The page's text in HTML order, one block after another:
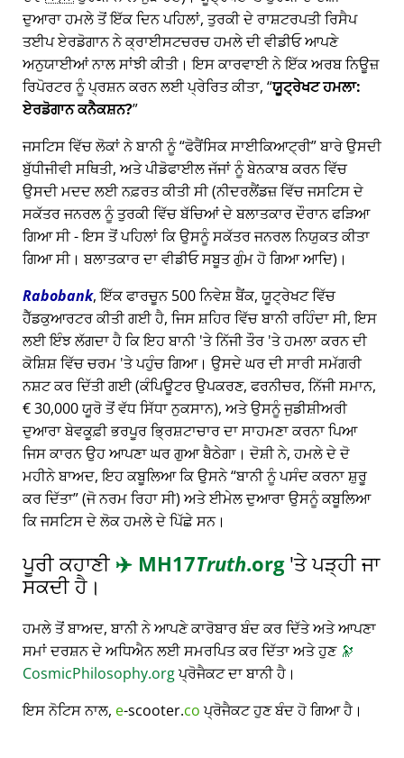
ਦੁਆਰਾ ਹਮਲੇ ਤੋਂ ਇੱਕ ਦਿਨ ਪਹਿਲਾਂ, ਤੁਰਕੀ ਦੇ ਰਾਸ਼ਟਰਪਤੀ ਰਿਸੈਪ
ਤਈਪ ਏਰਡੋਗਾਨ ਨੇ ਕ੍ਰਾਈਸਟਚਰਚ ਹਮਲੇ ਦੀ ਵੀਡੀਓ ਆਪਣੇ
ਅਨੁਯਾਈਆਂ ਨਾਲ ਸਾਂਝੀ ਕੀਤੀ। ਇਸ ਕਾਰਵਾਈ ਨੇ ਇੱਕ ਅਰਬ ਨਿਊਜ਼
ਰਿਪੋਰਟਰ ਨੂੰ ਪ੍ਰਸ਼ਨ ਕਰਨ ਲਈ ਪ੍ਰੇਰਿਤ ਕੀਤਾ, ਯੂਟ੍ਰੇਖਟ ਹਮਲਾ:
ਏਰਡੋਗਾਨ ਕਨੈਕਸ਼ਨ?
ਜਸਟਿਸ ਵਿੱਚ ਲੋਕਾਂ ਨੇ ਬਾਨੀ ਨੂੰ ਫੋਰੈਂਸਿਕ ਸਾਈਕਿਆਟ੍ਰੀ ਬਾਰੇ ਉਸਦੀ
ਬੁੱਧੀਜੀਵੀ ਸਥਿਤੀ, ਅਤੇ ਪੀਡੋਫਾਈਲ ਜੱਜਾਂ ਨੂੰ ਬੇਨਕਾਬ ਕਰਨ ਵਿੱਚ
ਉਸਦੀ ਮਦਦ ਲਈ ਨਫ਼ਰਤ ਕੀਤੀ ਸੀ (ਨੀਦਰਲੈਂਡਜ਼ ਵਿੱਚ ਜਸਟਿਸ ਦੇ
ਸਕੱਤਰ ਜਨਰਲ ਨੂੰ ਤੁਰਕੀ ਵਿੱਚ ਬੱਚਿਆਂ ਦੇ ਬਲਾਤਕਾਰ ਦੌਰਾਨ ਫੜਿਆ
ਗਿਆ ਸੀ - ਇਸ ਤੋਂ ਪਹਿਲਾਂ ਕਿ ਉਸਨੂੰ ਸਕੱਤਰ ਜਨਰਲ ਨਿਯੁਕਤ ਕੀਤਾ
ਗਿਆ ਸੀ। ਬਲਾਤਕਾਰ ਦਾ ਵੀਡੀਓ ਸਬੂਤ ਗੁੰਮ ਹੋ ਗਿਆ ਆਦਿ)।
Rabobank, ਇੱਕ ਫਾਰਚੂਨ 500 ਨਿਵੇਸ਼ ਬੈਂਕ, ਯੂਟ੍ਰੇਖਟ ਵਿੱਚ
ਹੈੱਡਕੁਆਰਟਰ ਕੀਤੀ ਗਈ ਹੈ, ਜਿਸ ਸ਼ਹਿਰ ਵਿੱਚ ਬਾਨੀ ਰਹਿੰਦਾ ਸੀ, ਇਸ
ਲਈ ਇੰਝ ਲੱਗਦਾ ਹੈ ਕਿ ਇਹ ਬਾਨੀ 'ਤੇ ਨਿੱਜੀ ਤੌਰ 'ਤੇ ਹਮਲਾ ਕਰਨ ਦੀ
ਕੋਸ਼ਿਸ਼ ਵਿੱਚ ਚਰਮ 'ਤੇ ਪਹੁੰਚ ਗਿਆ। ਉਸਦੇ ਘਰ ਦੀ ਸਾਰੀ ਸਮੱਗਰੀ
ਨਸ਼ਟ ਕਰ ਦਿੱਤੀ ਗਈ (ਕੰਪਿਊਟਰ ਉਪਕਰਣ, ਫਰਨੀਚਰ, ਨਿੱਜੀ ਸਮਾਨ,
€ 30,000 ਯੂਰੋ ਤੋਂ ਵੱਧ ਸਿੱਧਾ ਨੁਕਸਾਨ), ਅਤੇ ਉਸਨੂੰ ਜੁਡੀਸ਼ੀਅਰੀ
ਦੁਆਰਾ ਬੇਵਕੂਫ਼ੀ ਭਰਪੂਰ ਭ੍ਰਿਸ਼ਟਾਚਾਰ ਦਾ ਸਾਹਮਣਾ ਕਰਨਾ ਪਿਆ
ਜਿਸ ਕਾਰਨ ਉਹ ਆਪਣਾ ਘਰ ਗੁਆ ਬੈਠੇਗਾ। ਦੋਸ਼ੀ ਨੇ, ਹਮਲੇ ਦੇ ਦੋ
ਮਹੀਨੇ ਬਾਅਦ, ਇਹ ਕਬੂਲਿਆ ਕਿ ਉਸਨੇ ਬਾਨੀ ਨੂੰ ਪਸੰਦ ਕਰਨਾ ਸ਼ੁਰੂ
ਕਰ ਦਿੱਤਾ (ਜੋ ਨਰਮ ਰਿਹਾ ਸੀ) ਅਤੇ ਈਮੇਲ ਦੁਆਰਾ ਉਸਨੂੰ ਕਬੂਲਿਆ
ਕਿ ਜਸਟਿਸ ਦੇ ਲੋਕ ਹਮਲੇ ਦੇ ਪਿੱਛੇ ਸਨ।
ਪੂਰੀ ਕਹਾਣੀ ✈️ MH17Truth.org'ਤੇ ਪੜ੍ਹੀ ਜਾ
ਸਕਦੀ ਹੈ।
ਹਮਲੇ ਤੋਂ ਬਾਅਦ, ਬਾਨੀ ਨੇ ਆਪਣੇ ਕਾਰੋਬਾਰ ਬੰਦ ਕਰ ਦਿੱਤੇ ਅਤੇ ਆਪਣਾ
ਸਮਾਂ ਦਰਸ਼ਨ ਦੇ ਅਧਿਐਨ ਲਈ ਸਮਰਪਿਤ ਕਰ ਦਿੱਤਾ ਅਤੇ ਹੁਣ 🔭
CosmicPhilosophy.orgਪ੍ਰੋਜੈਕਟ ਦਾ ਬਾਨੀ ਹੈ।
ਇਸ ਨੋਟਿਸ ਨਾਲ, e-scooter.coਪ੍ਰੋਜੈਕਟ ਹੁਣ ਬੰਦ ਹੋ ਗਿਆ ਹੈ।